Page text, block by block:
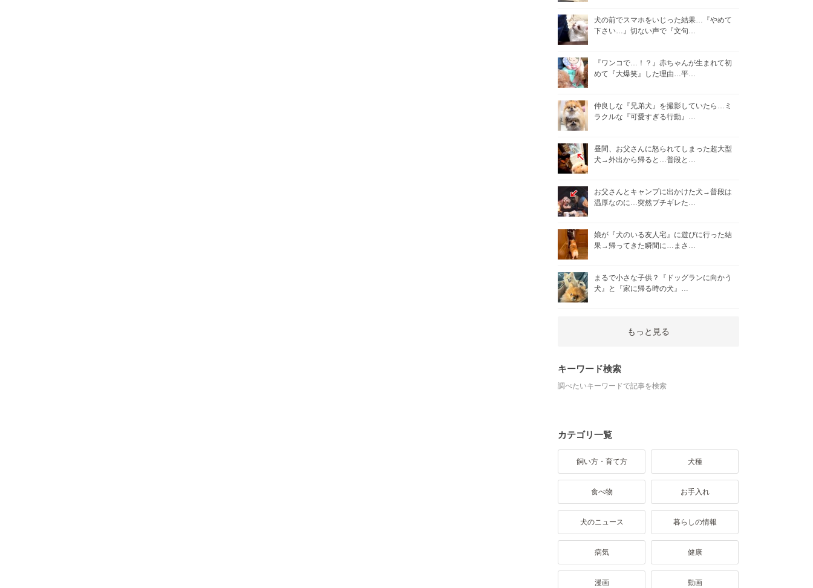
犬の前でスマホをいじった結果…『やめて
下さい…』切ない声で『文句…
『ワンコで…！？』赤ちゃんが生まれて初
めて『大爆笑』した理由…平…
仲良しな『兄弟犬』を撮影していたら…ミ
ラクルな『可愛すぎる行動』…
昼間、お父さんに怒られてしまった超大型
犬→外出から帰ると…普段と…
お父さんとキャンプに出かけた犬→普段は
温厚なのに…突然ブチギレた…
娘が『犬のいる友人宅』に遊びに行った結
果→帰ってきた瞬間に…まさ…
まるで小さな子供？『ドッグランに向かう
犬』と『家に帰る時の犬』…
もっと見る
キーワード検索
調べたいキーワードで記事を検索
カテゴリ一覧
飼い方・育て方 犬種
食べ物 お手入れ
犬のニュース 暮らしの情報
病気 健康
漫画 動画